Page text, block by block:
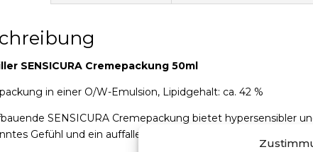
SENSICURA Cremepackung 50ml
in einer O/W-Emulsion, Lipidgehalt: ca. 42 %
SENSICURA Cremepackung bietet hypersensibler
Gefühl und ein auffallend zartes Hautbild.